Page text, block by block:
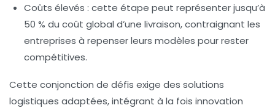
Coûts élevés : cette étape peut représenter jusqu’à
50 % du coût global d’une livraison, contraignant les
entreprises à repenser leurs modèles pour rester
compétitives.
Cette conjonction de défis exige des solutions
logistiques adaptées, intégrant à la fois innovation